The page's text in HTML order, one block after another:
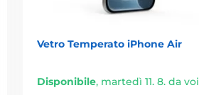
Vetro Temperato iPhone Air
Disponibile, martedì 11. 8. da voi